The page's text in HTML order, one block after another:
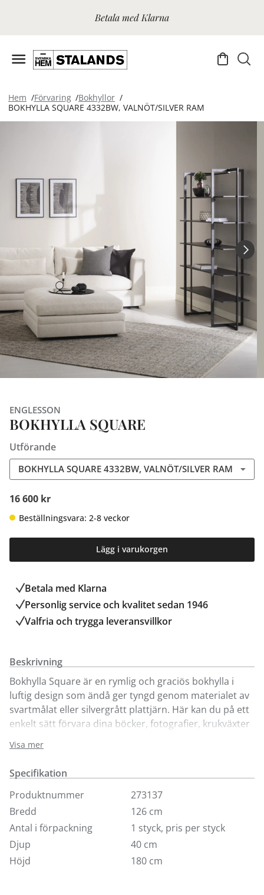
Betala med Klarna
Hem Förvaring
Bokhyllor
BOKHYLLA SQUARE 4332BW, VALNÖT/SILVER RAM
ENGLESSON
BOKHYLLA SQUARE
Utförande
BOKHYLLA SQUARE 4332BW, VALNÖT/SILVER RAM
16 600 kr
Beställningsvara: 2-8 veckor
Lägg i varukorgen
Betala med Klarna
Personlig service och kvalitet sedan 1946
Valfria och trygga leveransvillkor
Beskrivning
Bokhylla Square är en rymlig och graciös bokhylla i
luftig design som ändå ger tyngd genom materialet av
svartmålat eller silvergrått plattjärn. Här kan du på ett
enkelt sätt förvara dina böcker, fotografier, krukväxter
finns med hyllplan i bränd valnöt och svart ek. I serien
Square hittar du även soffbord, matbord och
sidobord.
Visa mer
Specifikation
Produktnummer
273137
Bredd
126 cm
Antal i förpackning
1 styck, pris per styck
Djup
40 cm
Höjd
180 cm